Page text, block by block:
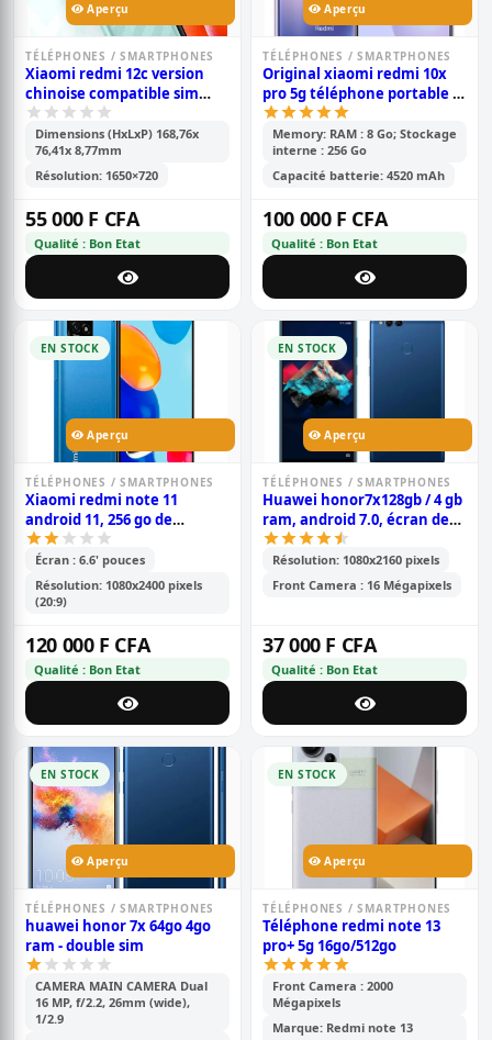
Aperçu
TÉLÉPHONES / SMARTPHONES
Xiaomi redmi 12c version
chinoise compatible sim
cdma camtel - pouce- 6.71\' -
64go /4go ram - 2sim -
caméra- 50mp+0.8mp/5mp -
batterie-5000 mah - 6 mois
Dimensions (HxLxP) 168,76x
76,41x 8,77mm
Résolution: 1650×720
55 000 F CFA
Qualité : Bon Etat
Aperçu
TÉLÉPHONES / SMARTPHONES
Original xiaomi redmi 10x
pro 5g téléphone portable |
8gb ram /256gb rom | mtk
820 octa core | 48mp ai quad
camera | 4520mah battery |
6.57 full screen | fingerprint
Memory: RAM : 8 Go; Stockage
interne : 256 Go
Capacité batterie: 4520 mAh
100 000 F CFA
Qualité : Bon Etat
EN STOCK
Aperçu
TÉLÉPHONES / SMARTPHONES
Xiaomi redmi note 11
android 11, 256 go de
stockage et 8 go de ram,
écran : 6,6 pouces tft lcd ips,
double caméra arrière de 50
mp + 8 mp, batterie de 5000
Écran : 6.6' pouces
Résolution: 1080x2400 pixels
(20:9)
120 000 F CFA
Qualité : Bon Etat
EN STOCK
Aperçu
TÉLÉPHONES / SMARTPHONES
Huawei honor7x128gb / 4 gb
ram, android 7.0, écran de
5,93 pouces, double caméra
arrière 16 mp + 2 mp, 3340
mah
Résolution: 1080x2160 pixels
Front Camera : 16 Mégapixels
37 000 F CFA
Qualité : Bon Etat
EN STOCK
Aperçu
TÉLÉPHONES / SMARTPHONES
huawei honor 7x 64go 4go
ram - double sim
CAMERA MAIN CAMERA Dual
16 MP, f/2.2, 26mm (wide),
1/2.9
EN STOCK
Aperçu
TÉLÉPHONES / SMARTPHONES
Téléphone redmi note 13
pro+ 5g 16go/512go
Front Camera : 2000
Mégapixels
Marque: Redmi note 13